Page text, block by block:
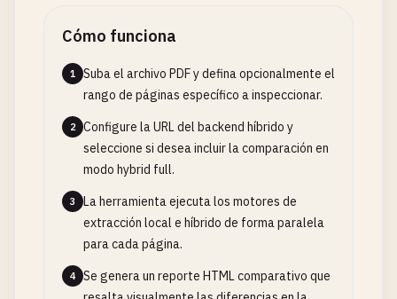
Cómo funciona
1
Suba el archivo PDF y defina opcionalmente el
rango de páginas específico a inspeccionar.
2
Configure la URL del backend híbrido y
seleccione si desea incluir la comparación en
modo hybrid full.
3
La herramienta ejecuta los motores de
extracción local e híbrido de forma paralela
para cada página.
4
Se genera un reporte HTML comparativo que